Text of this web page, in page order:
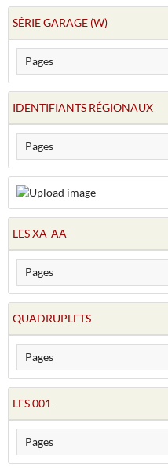
SÉRIE GARAGE (W)
IDENTIFIANTS RÉGIONAUX
LES XA-AA
QUADRUPLETS
LES 001